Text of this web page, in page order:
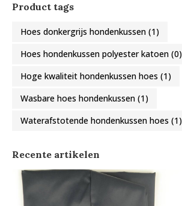
Product tags
Hoes donkergrijs hondenkussen (1)
Hoes hondenkussen polyester katoen (0)
Hoge kwaliteit hondenkussen hoes (1)
Wasbare hoes hondenkussen (1)
Waterafstotende hondenkussen hoes (1)
Recente artikelen